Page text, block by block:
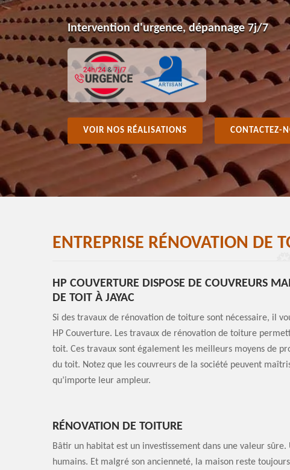
Intervention d'urgence, dépannage 7j/7
VOIR NOS RÉALISATIONS CONTACTEZ-
ENTREPRISE RÉNOVATION DE
HP COUVERTURE DISPOSE DE COUVREURS
DE TOIT À JAYAC
Si des travaux de rénovation de toiture sont nécessaire, il
HP Couverture. Les travaux de rénovation de toiture
toit. Ces travaux sont également les meilleurs moyens de
du toit. Notez que les couvreurs de la société peuvent
qu’importe leur ampleur.
RÉNOVATION DE TOITURE
Bâtir un habitat est un investissement dans une valeur
humains. Et malgré son ancienneté, la maison reste